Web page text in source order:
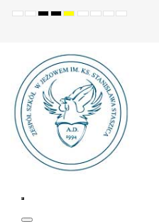
Ustawienia
TrybWysoki
Wysoki
Wysoki
SetSetMake
Set